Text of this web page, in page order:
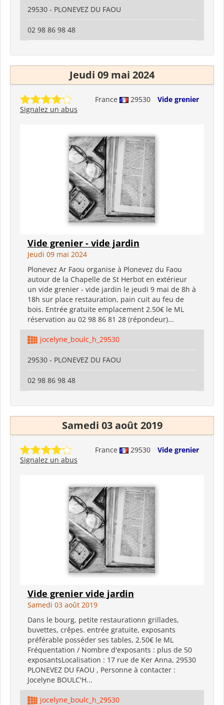
29530 - PLONEVEZ DU FAOU
02 98 86 98 48
Jeudi 09 mai 2024
France 29530
Vide grenier
Signalez un abus
Vide grenier - vide jardin
Jeudi 09 mai 2024
Plonevez Ar Faou organise à Plonevez du Faou
autour de la Chapelle de St Herbot en extérieur
un vide grenier - vide jardin le jeudi 9 mai de 8h à
18h sur place restauration, pain cuit au feu de
bois. Entrée gratuite emplacement 2.50€ le ML
réservation au 02 98 86 81 28 (répondeur)...
jocelyne_boulc_h_29530
29530 - PLONEVEZ DU FAOU
02 98 86 98 48
Samedi 03 août 2019
France 29530
Vide grenier
Signalez un abus
Vide grenier vide jardin
Samedi 03 août 2019
Dans le bourg, petite restaurationn grillades,
buvettes, crêpes. entrée gratuite, exposants
préférable posséder ses tables, 2.50€ le ML
Fréquentation / Nombre d'exposants : plus de 50
exposantsLocalisation : 17 rue de Ker Anna, 29530
PLONEVEZ DU FAOU , Personne à contacter :
Jocelyne BOULC'H...
jocelyne_boulc_h_29530